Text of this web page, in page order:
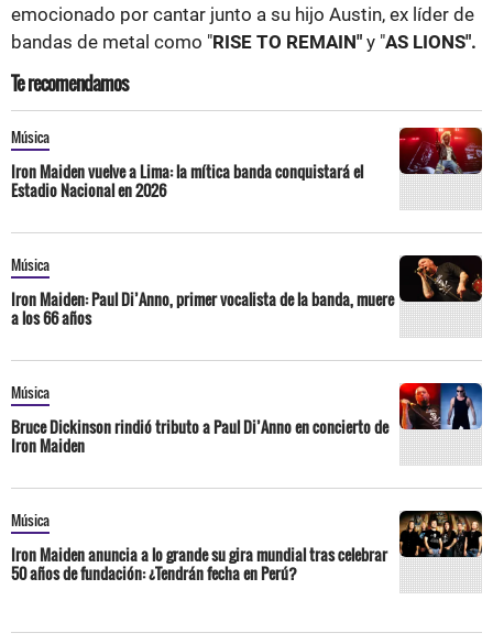
emocionado por cantar junto a su hijo Austin, ex líder de
bandas de metal como "RISE TO REMAIN" y "AS LIONS".
Te recomendamos
Música
Iron Maiden vuelve a Lima: la mítica banda conquistará el
Estadio Nacional en 2026
Música
Iron Maiden: Paul Di’Anno, primer vocalista de la banda, muere
a los 66 años
Música
Bruce Dickinson rindió tributo a Paul Di’Anno en concierto de
Iron Maiden
Música
Iron Maiden anuncia a lo grande su gira mundial tras celebrar
50 años de fundación: ¿Tendrán fecha en Perú?